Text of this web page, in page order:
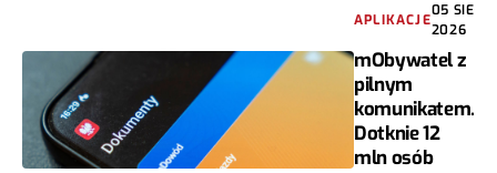
APLIKACJE
05 SIE
2026
mObywatel z
pilnym
komunikatem.
Dotknie 12
mln osób